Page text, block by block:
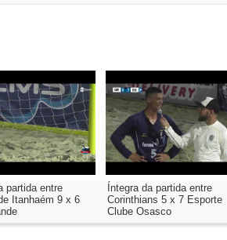
partida entre
Itanhaém 9 x 6
Íntegra da partida entre
Corinthians 5 x 7 Esporte
Clube Osasco